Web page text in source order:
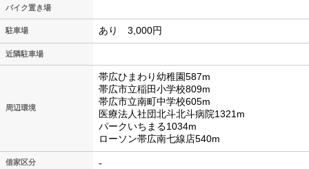
バイク置き場
駐車場 あり 3,000円
近隣駐車場
周辺環境
帯広ひまわり幼稚園587m
帯広市立稲田小学校809m
帯広市立南町中学校605m
医療法人社団北斗北斗病院1321m
パークいちまる1034m
ローソン帯広南七線店540m
借家区分 -